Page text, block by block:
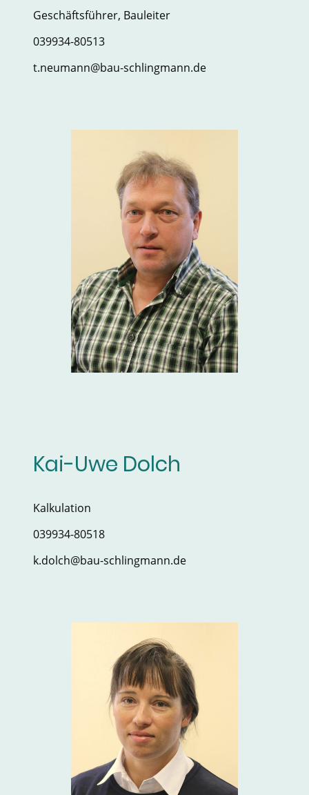
Geschäftsführer, Bauleiter
039934-80513
t.neumann@bau-schlingmann.de
Kai-Uwe Dolch
Kalkulation
039934-80518
k.dolch@bau-schlingmann.de